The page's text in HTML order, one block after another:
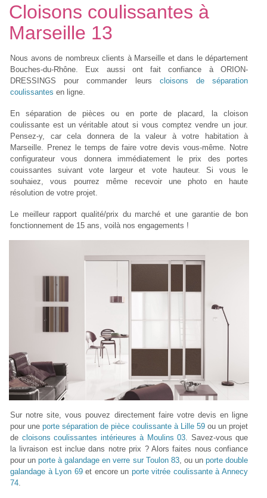
Cloisons coulissantes à
Marseille 13
Nous avons de nombreux clients à Marseille et dans le département
Bouches-du-Rhône. Eux aussi ont fait confiance à ORION-
DRESSINGS pour commander leurs cloisons de séparation
coulissantes en ligne.
En séparation de pièces ou en porte de placard, la cloison
coulissante est un véritable atout si vous comptez vendre un jour.
Pensez-y, car cela donnera de la valeur à votre habitation à
Marseille. Prenez le temps de faire votre devis vous-même. Notre
configurateur vous donnera immédiatement le prix des portes
couissantes suivant vote largeur et vote hauteur. Si vous le
souhaiez, vous pourrez même recevoir une photo en haute
résolution de votre projet.
Le meilleur rapport qualité/prix du marché et une garantie de bon
fonctionnement de 15 ans, voilà nos engagements !
Sur notre site, vous pouvez directement faire votre devis en ligne
pour uneporte séparation de pièce coulissante à Lille 59ou un projet
de cloisons coulissantes intérieures à Moulins 03 . Savez-vous que
la livraison est inclue dans notre prix ? Alors faites nous confiance
pour unporte à galandage en verre sur Toulon 83, ou un porte double
galandage à Lyon 69et encore un porte vitrée coulissante à Annecy
74